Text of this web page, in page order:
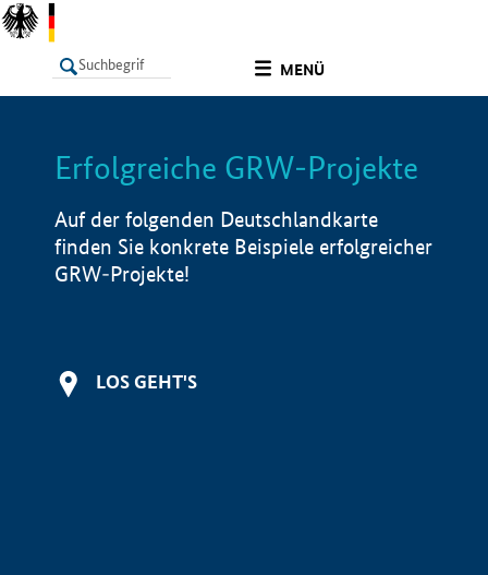
MENÜ
LISTE Info
Erfolgreiche GRW-Projekte
Auf der folgenden Deutschlandkarte
finden Sie konkrete Beispiele erfolgreicher
GRW-Projekte!
LOS GEHT'S